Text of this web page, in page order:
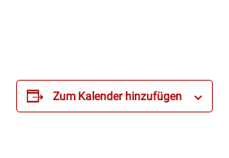
Zum Kalender hinzufügen